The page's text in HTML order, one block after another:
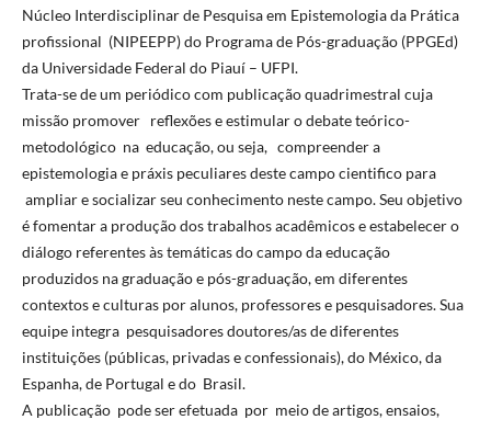
Núcleo Interdisciplinar de Pesquisa em Epistemologia da Prática
profissional (NIPEEPP) do Programa de Pós-graduação (PPGEd)
da Universidade Federal do Piauí – UFPI.
Trata-se de um periódico com publicação quadrimestral cuja
missão promover reflexões e estimular o debate teórico-
metodológico na educação, ou seja, compreender a
epistemologia e práxis peculiares deste campo cientifico para
ampliar e socializar seu conhecimento neste campo. Seu objetivo
é fomentar a produção dos trabalhos acadêmicos e estabelecer o
diálogo referentes às temáticas do campo da educação
produzidos na graduação e pós-graduação, em diferentes
contextos e culturas por alunos, professores e pesquisadores. Sua
equipe integra pesquisadores doutores/as de diferentes
instituições (públicas, privadas e confessionais), do México, da
Espanha, de Portugal e do Brasil.
A publicação pode ser efetuada por meio de artigos, ensaios,